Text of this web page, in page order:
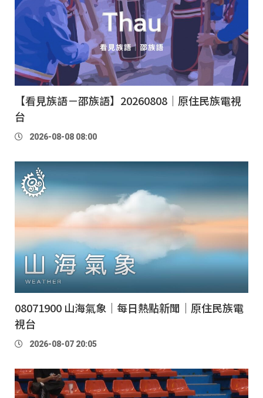
【看見族語－邵族語】20260808｜原住民族電視
台
2026-08-08 08:00
08071900 山海氣象｜每日熱點新聞｜原住民族電
視台
2026-08-07 20:05